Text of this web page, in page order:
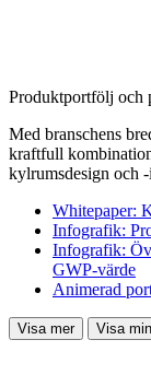
Produktportfölj och
Med branschens
kraftfull
kylrumsdesign och
Whitepaper:
Infografik:
Infografik:
GWP-värde
Animerad
Visa mer Visa